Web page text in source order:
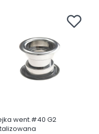
went.#40 G2